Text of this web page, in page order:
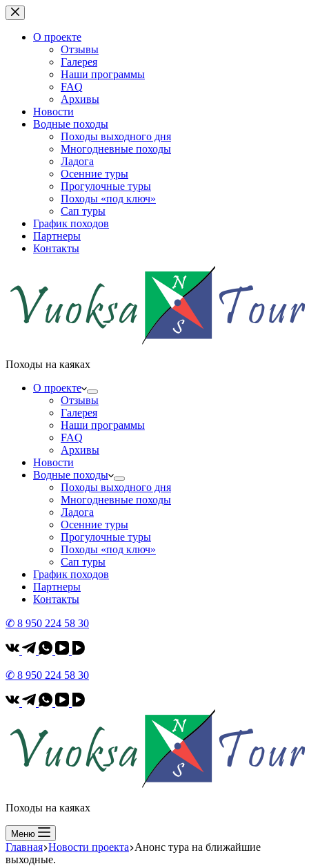
Перейти
к
сути
О проекте
Отзывы
Галерея
Наши программы
FAQ
Архивы
Новости
Водные походы
Походы выходного дня
Многодневные походы
Ладога
Осенние туры
Прогулочные туры
Походы «под ключ»
Сап туры
График походов
Партнеры
Контакты
Походы на каяках
О проекте
Отзывы
Галерея
Наши программы
FAQ
Архивы
Новости
Водные походы
Походы выходного дня
Многодневные походы
Ладога
Осенние туры
Прогулочные туры
Походы «под ключ»
Сап туры
График походов
Партнеры
Контакты
✆ 8 950 224 58 30
✆ 8 950 224 58 30
Походы на каяках
Меню
Главная Новости проекта Анонс тура на ближайшие
выходные.